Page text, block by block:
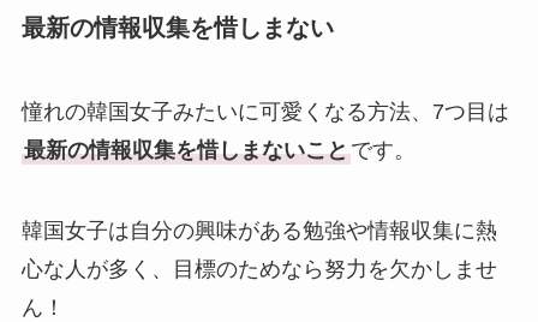
最新の情報収集を惜しまない
憧れの韓国女子みたいに可愛くなる方法、7つ目は
最新の情報収集を惜しまないことです。
韓国女子は自分の興味がある勉強や情報収集に熱
心な人が多く、目標のためなら努力を欠かしませ
ん！